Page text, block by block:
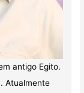
antigo Egito.
Atualmente